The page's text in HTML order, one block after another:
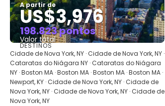
A partir de
US$3,976
198.823 pontos
Valor total
Saiba mais
DESTINOS
Cidade de Nova York, NY · Cidade de Nova York, NY ·
Cataratas do Niágara NY · Cataratas do Niágara
NY · Boston MA · Boston MA · Boston MA · Boston MA ·
Newport, KY · Cidade de Nova York, NY · Cidade de
Nova York, NY · Cidade de Nova York, NY · Cidade de
Nova York, NY